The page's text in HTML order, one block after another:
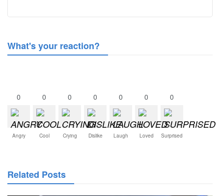
What's your reaction?
0
Angry
0
Cool
0
Crying
0
Dislike
0
Laugh
0
Loved
0
Surprised
Related Posts